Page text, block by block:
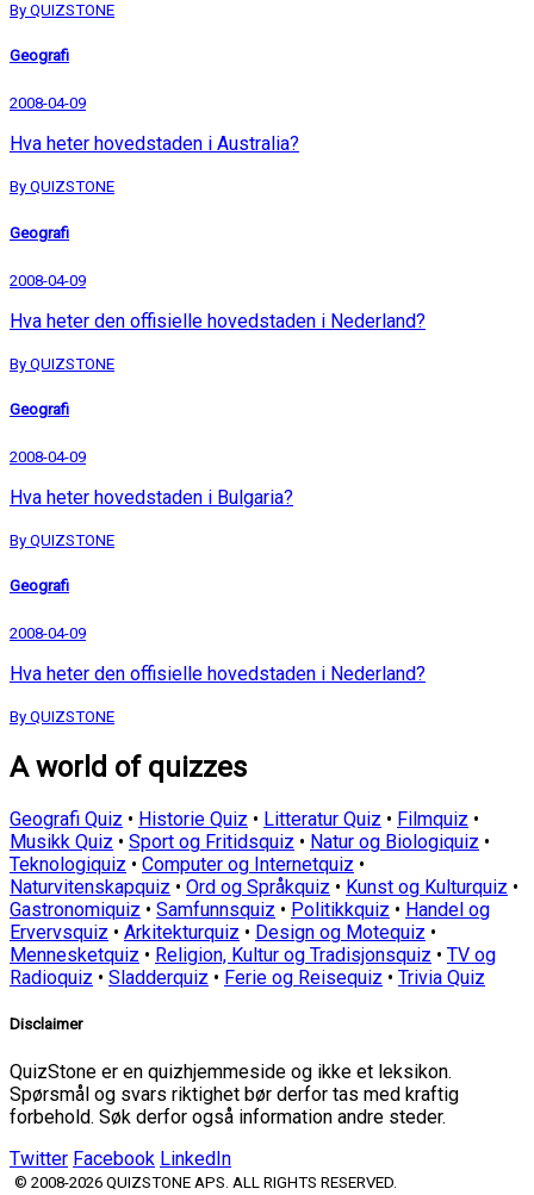
By QUIZSTONE
Geografi
2008-04-09
Hva heter hovedstaden i Australia?
By QUIZSTONE
Geografi
2008-04-09
Hva heter den offisielle hovedstaden i Nederland?
By QUIZSTONE
Geografi
2008-04-09
Hva heter hovedstaden i Bulgaria?
By QUIZSTONE
Geografi
2008-04-09
Hva heter den offisielle hovedstaden i Nederland?
By QUIZSTONE
A world of quizzes
Geografi Quiz • Historie Quiz • Litteratur Quiz • Filmquiz •
Musikk Quiz • Sport og Fritidsquiz • Natur og Biologiquiz •
Teknologiquiz • Computer og Internetquiz •
Naturvitenskapquiz • Ord og Språkquiz • Kunst og Kulturquiz •
Gastronomiquiz • Samfunnsquiz • Politikkquiz • Handel og
Ervervsquiz • Arkitekturquiz • Design og Motequiz •
Mennesketquiz • Religion, Kultur og Tradisjonsquiz • TV og
Radioquiz • Sladderquiz • Ferie og Reisequiz • Trivia Quiz
Disclaimer
QuizStone er en quizhjemmeside og ikke et leksikon.
Spørsmål og svars riktighet bør derfor tas med kraftig
forbehold. Søk derfor også information andre steder.
Twitter Facebook LinkedIn
© 2008-2026 QUIZSTONE APS. ALL RIGHTS RESERVED.